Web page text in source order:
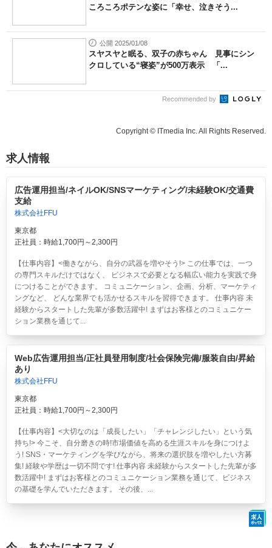
ころころポテンな姿に「幸せ、泣きそう...
公開 2025/01/08
スヤスヤと眠る、双子の赤ちゃん 見事にシン
クロしている“寝姿”が500万表示 「...
Recommended by
Copyright © ITmedia Inc. All Rights Reserved.
求人情報
広告運用担当/ネイルOK/SNSマーケティング/未経験OK/交通費
支給
株式会社FFU
東京都
正社員：時給1,700円～2,300円
【仕事内容】<働きながら、自分の武器を増やそう!> この仕事では、一つ
の専門スキルだけではなく、 ビジネスで必要となる幅広い能力を実践で身
につけることができます。 コミュニケーション、企画、分析、マーケティ
ングなど、 どんな業界でも活かせるスキルを習得できます。 仕事内容 未
経験からスタートした先輩が多数活躍中! まずはお客様とのコミュニケー
ション業務を通じて...
Web広告運用担当/正社員登用制度/社会保険完備/服装自由/昇給
あり
株式会社FFU
東京都
正社員：時給1,700円～2,300円
【仕事内容】<大切なのは「成長したい」「チャレンジしたい」という気
持ち!> 今こそ、自分磨きの時!市場価値を高める生涯スキルを身につけよ
う! SNS・マーケティングを学びながら、将来の選択肢を増やしたい方募
集! 経験や学歴は一切不問です! 仕事内容 未経験からスタートした先輩が多
数活躍中! まずはお客様とのコミュニケーション業務を通じて、ビジネス
の基礎を学んでいただきます。 その後、...